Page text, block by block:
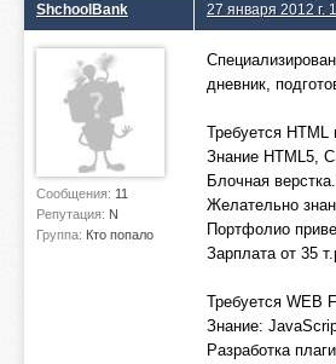
ShchoolBank
Сообщения: 11
Репутация: N
Группа: Кто попало
27 января 2012 г.
дневник,
Требуется HTML
Знание HTML5,
Блочная
Желательно
Портфолио
Зарплата от 35
Требуется WEB
Знание:
Разработка